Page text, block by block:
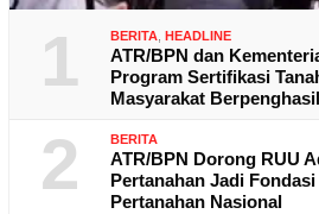
1 BERITA HEADLINE
ATR/BPN dan
Program Sertifikasi
Masyarakat
2 BERITA
ATR/BPN Dorong RUU
Pertanahan Jadi
Pertanahan Nasional